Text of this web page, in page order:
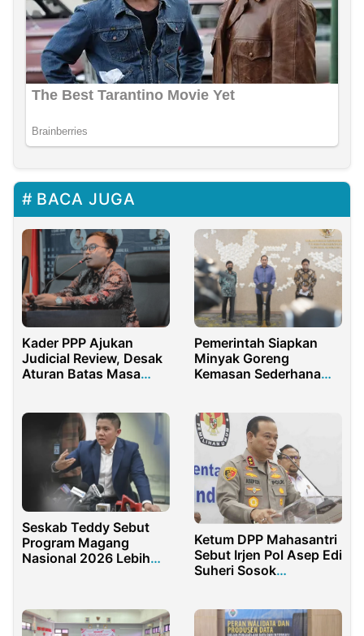
BACA JUGA
Kader PPP Ajukan
Judicial Review, Desak
Aturan Batas Masa
Pemerintah Siapkan
Minyak Goreng
Kemasan Sederhana
Seskab Teddy Sebut
Program Magang
Nasional 2026 Lebih
Ketum DPP Mahasantri
Sebut Irjen Pol Asep Edi
Suheri Sosok